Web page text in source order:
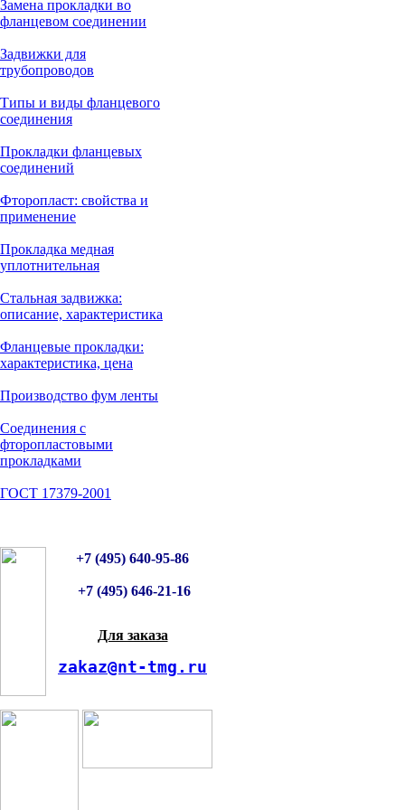
Замена прокладки во
фланцевом соединении
Задвижки для
трубопроводов
Типы и виды фланцевого
соединения
Прокладки фланцевых
соединений
Фторопласт: свойства и
применение
Прокладка медная
уплотнительная
Стальная задвижка:
описание, характеристика
Фланцевые прокладки:
характеристика, цена
Производство фум ленты
Соединения с
фторопластовыми
прокладками
ГОСТ 17379-2001
+7 (495) 640-95-86
+7 (495) 646-21-16
Для заказа
zakaz@nt-tmg.ru